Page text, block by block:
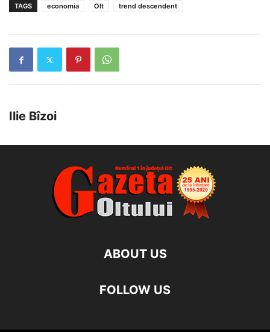
TAGS economia Olt trend descendent
Ilie Bîzoi
ABOUT US
FOLLOW US